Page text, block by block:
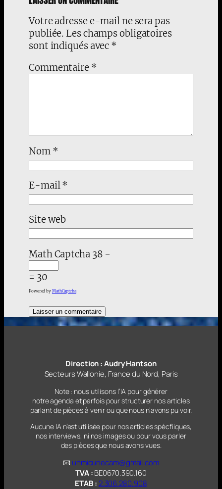
Votre adresse e-mail ne sera pas
publiée. Les champs obligatoires
sont indiqués avec *
Commentaire *
Nom *
E-mail*
Site web
Math Captcha 38 −
= 30
Powered by MathCaptcha
Direction : Audry Hantson
Secteurs Wallonie, France du Nord, Paris
Note : nous utilisons l’IA pour générer
notre agenda et parfois pour structurer nos articles
parlantde pièces à venir ou que nous n’avons pu voir.
Aucune IA n’est utilisée pour nos articles spécfiiques,
nos interviews, ni nos images ou pour vous parler
des pièces que nous avons vues.
📧 unmicunecam@gmail.com
TVA :BE0670.390.160
ETAB :2.306.280.908